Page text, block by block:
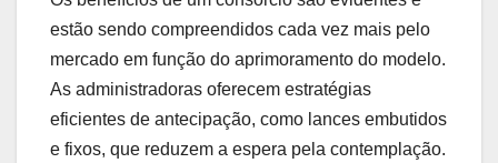
estão sendo compreendidos cada vez mais pelo
mercado em função do aprimoramento do modelo.
As administradoras oferecem estratégias
eficientes de antecipação, como lances embutidos
e fixos, que reduzem a espera pela contemplação.